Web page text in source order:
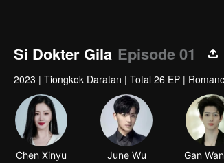
Si Dokter Gila Episode 01
2023 | Tiongkok Daratan | Total 26 EP |
Chen Xinyu
June Wu